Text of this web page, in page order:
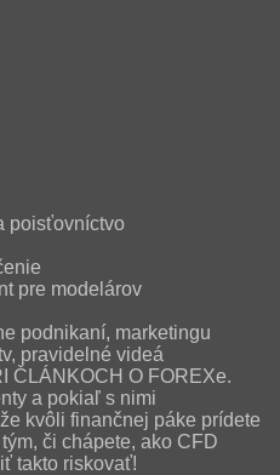
poisťovníctvo
pre modelárov
podnikaní, marketingu
pravidelné videá
ČLÁNKOCH O FOREXe.
a pokiaľ s nimi
kvôli finančnej páke prídete
či chápete, ako CFD
takto riskovať!